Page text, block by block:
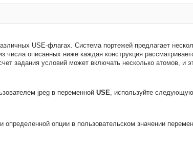
USE-флагах. Система портежей предлагает
числа описанных ниже каждая конструкция
задания условий может включать несколько атомов, и
jpeg в переменной USE, используйте
определенной опции в пользовательском значении